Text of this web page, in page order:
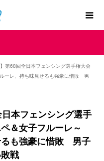
】第68回全日本フェンシング選手権大会
ーレ、持ち味見せるも強豪に惜敗 男
日本フェンシング選手
＆女子フルーレ～
るも強豪に惜敗 男子
戦